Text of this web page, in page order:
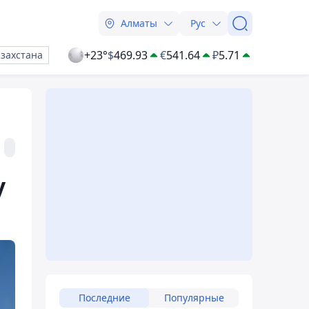
Алматы Рус
+23°$469.93 €541.64 ₽5.71
Последние Популярные